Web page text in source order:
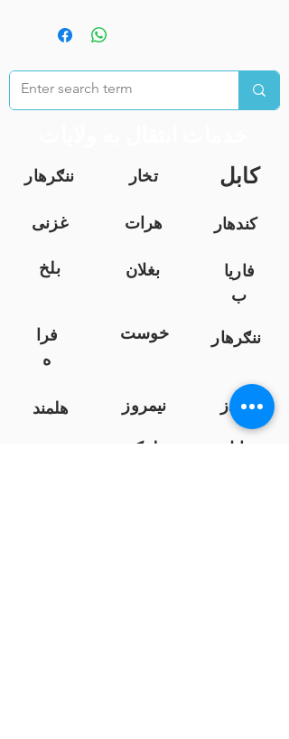
ننګرهار تخار کابل
غزنی هرات
کندهار
بلخ
بغلان
فاریا
ب
فرا
ه
خوست ننګرهار
هلمند نیمروز
کندز
لوګر زابل